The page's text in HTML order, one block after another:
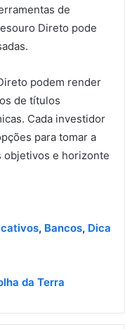
de
Direto pode
podem render
de títulos
Cada investidor
para tomar a
objetivos e horizonte
, Bancos, Dica
da Terra